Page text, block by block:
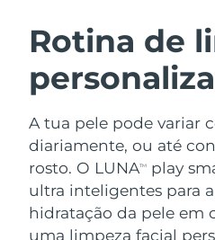
Rotina de
A tua pele pode variar
diariamente, ou até
rosto. O LUNATM
play
ultra inteligentes para
hidratação da pele em
uma limpeza facial
LUNA™ 4
Anti-aging
LUNA™ 4
BEAR™ 2
Microcurrent
BEAR™ 2
Hidratação
Áustria
Barein
Bélgica
Bermudas
Bósnia e
Herzegovina